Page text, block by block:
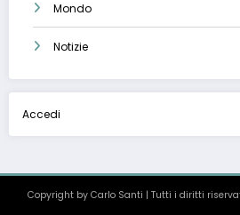
Mondo
Notizie
Accedi
Copyright by Carlo Santi | Tutti i diritti